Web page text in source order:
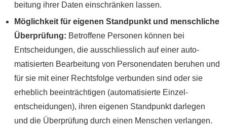
beitung ihrer Daten ein­schränken lassen.
Möglichkeit für eigenen Stand­punkt und mensch­liche
Überprüfung: Betroffene Personen können bei
Entscheidungen, die ausschliess­lich auf einer auto­
matisierten Bearbeitung von Personen­daten beruhen und
für sie mit einer Rechts­folge verbunden sind oder sie
erheblich beein­trächtigen (auto­matisierte Einzel­
entscheidungen), ihren eigenen Stand­punkt darlegen
und die Über­prüfung durch einen Menschen verlangen.